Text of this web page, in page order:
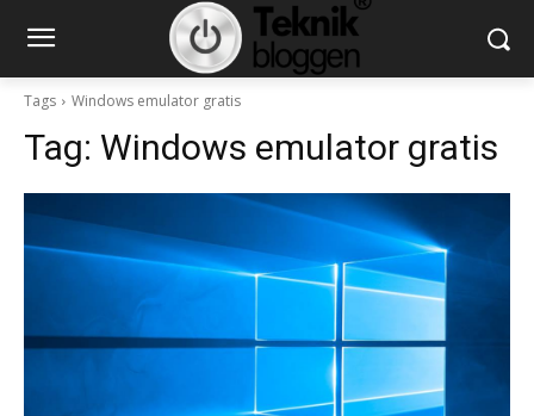
Tags Windows emulator gratis
Tag: Windows emulator gratis